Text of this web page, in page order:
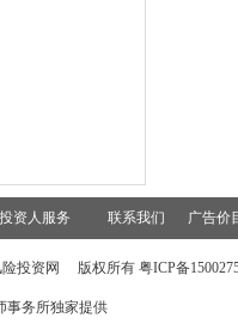
投资人服务 联系我们 广告价
投资网 版权所有 粤ICP备
事务所独家提供